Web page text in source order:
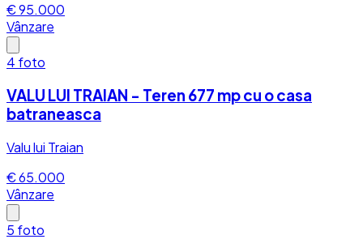
€ 95.000
Vânzare
4 foto
VALU LUI TRAIAN - Teren 677 mp cu o casa
batraneasca
Valu lui Traian
€ 65.000
Vânzare
5 foto